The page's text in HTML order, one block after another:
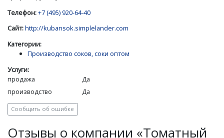
Телефон:+7 (495) 920-64-40
Сайт:http://kubansok.simplelander.com
Категории:
Производство соков, соки оптом
Услуги:
продажа
Да
производство
Да
Сообщить об ошибке
Отзывы о компании «Томатный